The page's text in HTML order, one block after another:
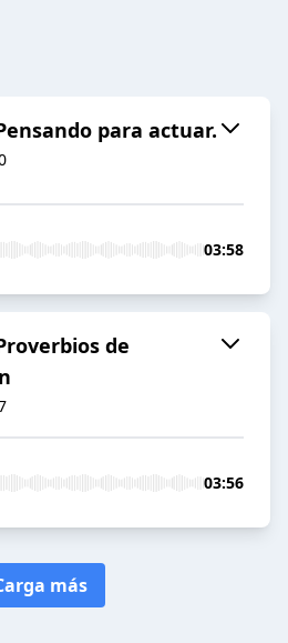
para actuar.
03:58
de
03:56
más